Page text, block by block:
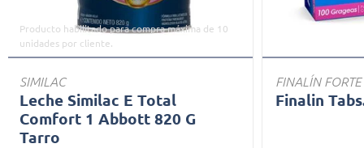
Producto habilitado para compra máxima de 10
unidades por cliente.
SIMILAC
Leche Similac E Total
Comfort 1 Abbott 820 G
Tarro
FINALÍN FORTE
Finalin